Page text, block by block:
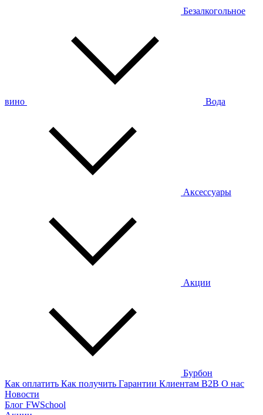
Безалкогольное
вино Вода
Аксессуары
Акции
Бурбон
Как оплатить Как получить Гарантии Клиентам B2B О нас
Новости
Блог FWSchool